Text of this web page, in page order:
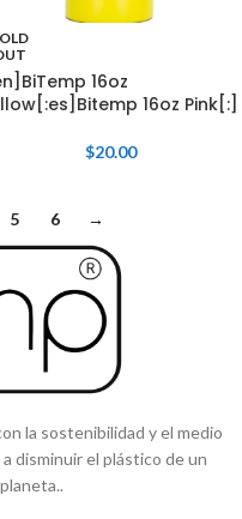
16oz
16oz Pink[:]
$20.00
5 6 →
la sostenibilidad y el medio
disminuir el plástico de un